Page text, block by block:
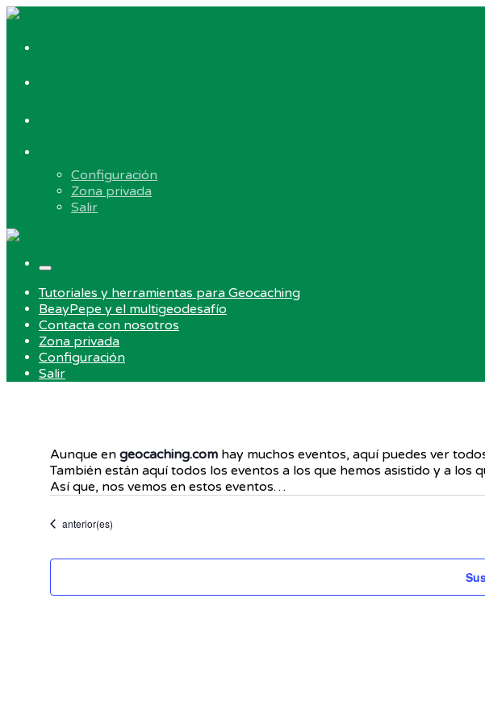
Skip
content
Geocaching
menúConfiguración
Zona privada
Salir
Menu
Tutoriales y herramientas para Geocaching
BeayPepe y el multigeodesafío
Contacta con nosotros
Zona privada
Configuración
Salir
Aunque en geocaching.comhay muchos eventos, aquí puedes ver
También están aquí todos los eventos a los que hemos asistido y a los
Así que, nos vemos en estos eventos…
Eventos
anterior(es)